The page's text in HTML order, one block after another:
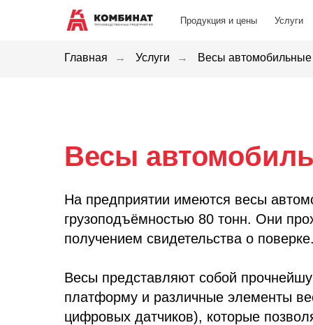
Услуги
Продукция и цены Услуги
Продукция и цены
Главная → Услуги → Весы автомобильные
Весы
На предприятии имеются весы
грузоподъёмностью 80 тонн. Они
получением свидетельства о
Весы представляют собой
платформу и различные элементы
цифровых датчиков), которые